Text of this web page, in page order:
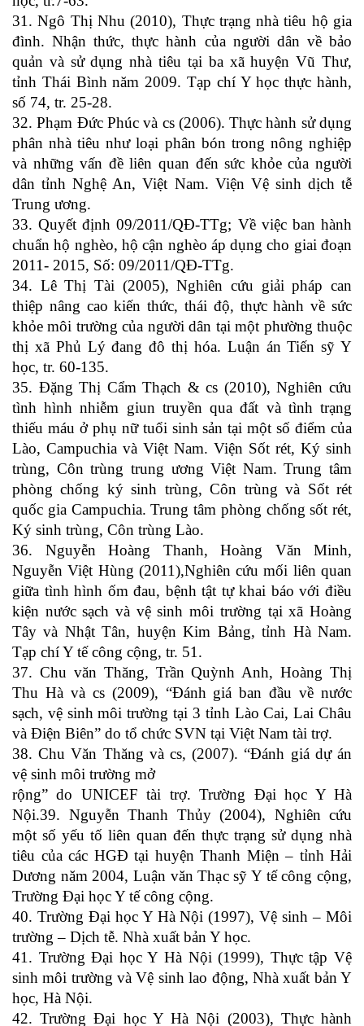
31. Ngô Thị Nhu (2010), Thực trạng nhà tiêu hộ gia
đình. Nhận thức, thực hành của người dân về bảo
quản và sử dụng nhà tiêu tại ba xã huyện Vũ Thư,
tỉnh Thái Bình năm 2009. Tạp chí Y học thực hành,
số 74, tr. 25-28.
32. Phạm Đức Phúc và cs (2006). Thực hành sử dụng
phân nhà tiêu như loại phân bón trong nông nghiệp
và những vấn đề liên quan đến sức khỏe của người
dân tỉnh Nghệ An, Việt Nam. Viện Vệ sinh dịch tễ
Trung ương.
33. Quyết định 09/2011/QĐ-TTg; Về việc ban hành
chuẩn hộ nghèo, hộ cận nghèo áp dụng cho giai đoạn
2011- 2015, Số: 09/2011/QĐ-TTg.
34. Lê Thị Tài (2005), Nghiên cứu giải pháp can
thiệp nâng cao kiến thức, thái độ, thực hành về sức
khỏe môi trường của người dân tại một phường thuộc
thị xã Phủ Lý đang đô thị hóa. Luận án Tiến sỹ Y
học, tr. 60-135.
35. Đặng Thị Cẩm Thạch & cs (2010), Nghiên cứu
tình hình nhiễm giun truyền qua đất và tình trạng
thiếu máu ở phụ nữ tuổi sinh sản tại một số điểm của
Lào, Campuchia và Việt Nam. Viện Sốt rét, Ký sinh
trùng, Côn trùng trung ương Việt Nam. Trung tâm
phòng chống ký sinh trùng, Côn trùng và Sốt rét
quốc gia Campuchia. Trung tâm phòng chống sốt rét,
Ký sinh trùng, Côn trùng Lào.
36. Nguyễn Hoàng Thanh, Hoàng Văn Minh,
Nguyễn Việt Hùng (2011),Nghiên cứu mối liên quan
giữa tình hình ốm đau, bệnh tật tự khai báo với điều
kiện nước sạch và vệ sinh môi trường tại xã Hoàng
Tây và Nhật Tân, huyện Kim Bảng, tỉnh Hà Nam.
Tạp chí Y tế công cộng, tr. 51.
37. Chu văn Thăng, Trần Quỳnh Anh, Hoàng Thị
Thu Hà và cs (2009), “Đánh giá ban đầu về nước
sạch, vệ sinh môi trường tại 3 tỉnh Lào Cai, Lai Châu
và Điện Biên” do tổ chức SVN tại Việt Nam tài trợ.
38. Chu Văn Thăng và cs, (2007). “Đánh giá dự án
vệ sinh môi trường mở
rộng” do UNICEF tài trợ. Trường Đại học Y Hà
Nội.39. Nguyễn Thanh Thủy (2004), Nghiên cứu
một số yếu tố liên quan đến thực trạng sử dụng nhà
tiêu của các HGĐ tại huyện Thanh Miện – tỉnh Hải
Dương năm 2004, Luận văn Thạc sỹ Y tế công cộng,
Trường Đại học Y tế công cộng.
40. Trường Đại học Y Hà Nội (1997), Vệ sinh – Môi
trường – Dịch tễ. Nhà xuất bản Y học.
41. Trường Đại học Y Hà Nội (1999), Thực tập Vệ
sinh môi trường và Vệ sinh lao động, Nhà xuất bản Y
học, Hà Nội.
42. Trường Đại học Y Hà Nội (2003), Thực hành